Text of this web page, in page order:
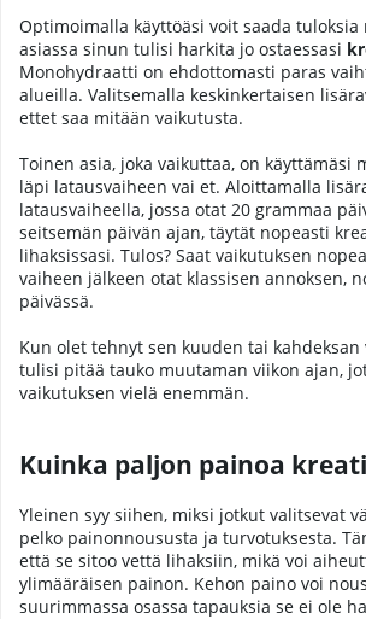
Optimoimalla käyttöäsi voit saada
asiassa sinun tulisi harkita jo ostaessasi
Monohydraatti on ehdottomasti paras
alueilla. Valitsemalla keskinkertaisen
ettet saa mitään vaikutusta.
Toinen asia, joka vaikuttaa, on käyttämäsi
läpi latausvaiheen vai et. Aloittamalla
latausvaiheella, jossa otat 20 grammaa
seitsemän päivän ajan, täytät nopeasti
lihaksissasi. Tulos? Saat vaikutuksen
vaiheen jälkeen otat klassisen annoksen,
päivässä.
Kun olet tehnyt sen kuuden tai
tulisi pitää tauko muutaman viikon ajan,
vaikutuksen vielä enemmän.
Kuinka paljon painoa
Yleinen syy siihen, miksi jotkut valitsevat
pelko painonnoususta ja turvotuksesta.
että se sitoo vettä lihaksiin, mikä voi
ylimääräisen painon. Kehon paino voi
suurimmassa osassa tapauksia se ei ole